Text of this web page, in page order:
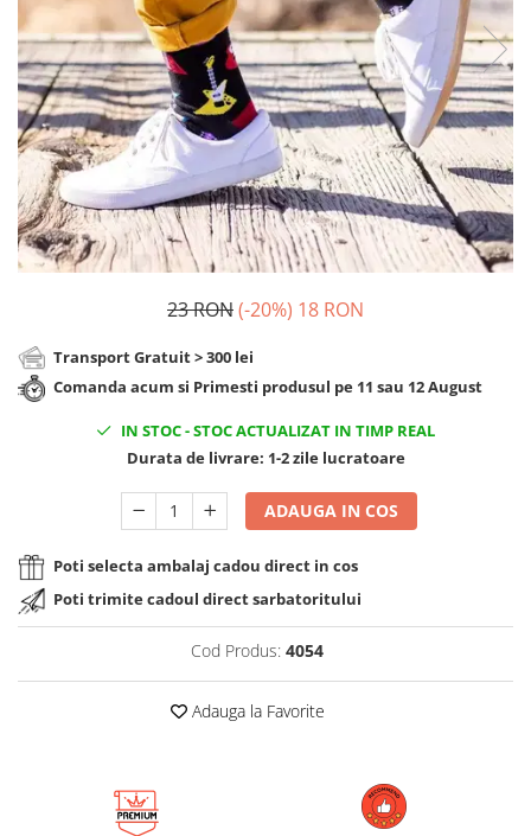
Cadouri Fete
Pentru Copilul din tine
Cadouri Haioase
Cadouri de Casa Noua
Cadouri Majorat
Cadouri pentru Nasi
Cadouri pentru Bunici
Cadouri pentru Prieteni
Cadouri pentru Sefi
Cadouri Nunta si Cununie civila
Cani si Termosuri
Jocuri si Puzzle
Produse pentru Calatorie
Seturi de caligrafie
Cadouri Sfantul Alexandru
Cadouri Sfanta Ana
Cadouri Constantin si Elena
Cadouri Sfanta Maria
Cadouri Sfintii Mihail si Gavriil
23 RON(-20%) 18 RON
Transport Gratuit > 300 lei
Comanda acum si Primesti produsul pe 11 sau 12 August
IN STOC-STOC ACTUALIZAT IN TIMP REAL
Durata de livrare: 1-2 zile lucratoare
ADAUGA IN COS
Poti selecta ambalaj cadou direct in cos
Poti trimite cadoul direct sarbatoritului
Cod Produs: 4054
Adauga la Favorite